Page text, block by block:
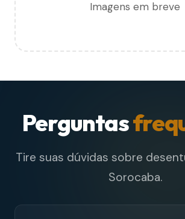
Imagens em breve
Perguntas
Tire suas dúvidas sobre
Sorocaba.